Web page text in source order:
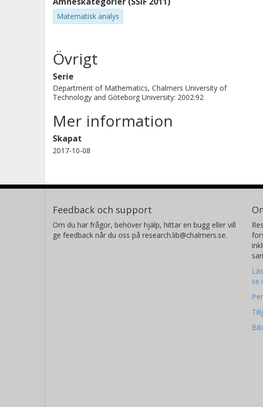
Matematisk analys
Övrigt
Serie
Department of Mathematics, Chalmers University of
Technology and Göteborg University: 2002:92
Mer information
Skapat
2017-10-08
Feedback och support
Om du har frågor, behöver hjälp, hittar en bugg eller vill
ge feedback når du oss på research.lib@chalmers.se.
se